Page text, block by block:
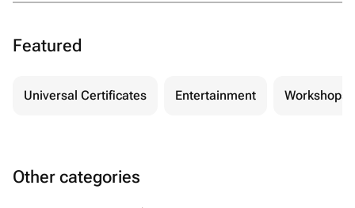
Featured
Universal Certificates Entertainment Workshops
Other categories